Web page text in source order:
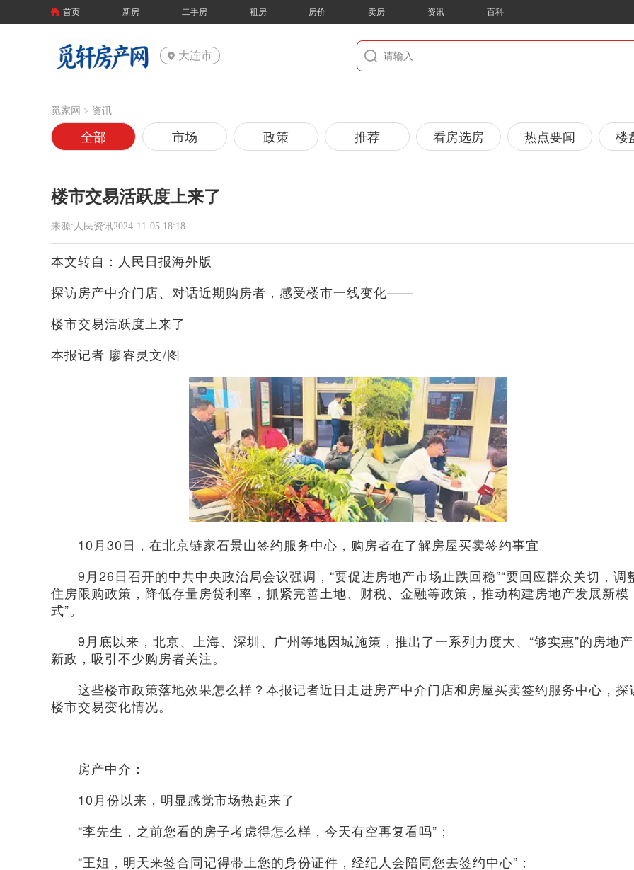
首页 新房 二手房 租房 房价 卖房 资讯 百科
大连市
觅家网 > 资讯
全部 市场 政策 推荐 看房选房 热点要闻 楼
楼市交易活跃度上来了
来源:人民资讯2024-11-05 18:18
本文转自：人民日报海外版
探访房产中介门店、对话近期购房者，感受楼市一线变化——
楼市交易活跃度上来了
本报记者 廖睿灵文/图
10月30日，在北京链家石景山签约服务中心，购房者在了解房屋买卖签约事宜。
9月26日召开的中共中央政治局会议强调，“要促进房地产市场止跌回稳”“要回应群众关切，调
住房限购政策，降低存量房贷利率，抓紧完善土地、财税、金融等政策，推动构建房地产发展新模
式”。
9月底以来，北京、上海、深圳、广州等地因城施策，推出了一系列力度大、“够实惠”的房地产
新政，吸引不少购房者关注。
这些楼市政策落地效果怎么样？本报记者近日走进房产中介门店和房屋买卖签约服务中心，探
楼市交易变化情况。
房产中介：
10月份以来，明显感觉市场热起来了
“李先生，之前您看的房子考虑得怎么样，今天有空再复看吗”；
“王姐，明天来签合同记得带上您的身份证件，经纪人会陪同您去签约中心”；